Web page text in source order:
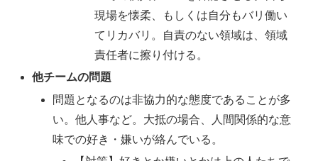
現場を懐柔、もしくは自分もバリ働い
てリカバリ。自責のない領域は、領域
責任者に擦り付ける。
他チームの問題
問題となるのは非協力的な態度であることが多
い。他人事など。大抵の場合、人間関係的な意
味での好き・嫌いが絡んでいる。